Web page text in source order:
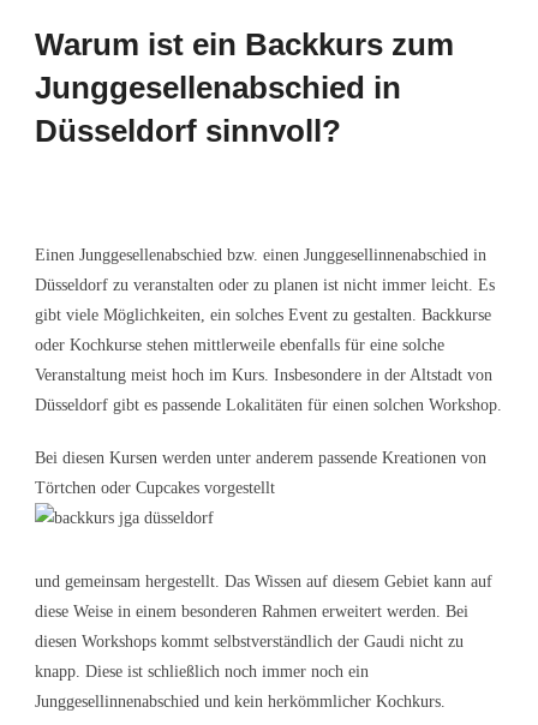
Warum ist ein Backkurs zum
Junggesellenabschied in
Düsseldorf sinnvoll?
Einen Junggesellenabschied bzw. einen Junggesellinnenabschied in
Düsseldorf zu veranstalten oder zu planen ist nicht immer leicht. Es
gibt viele Möglichkeiten, ein solches Event zu gestalten. Backkurse
oder Kochkurse stehen mittlerweile ebenfalls für eine solche
Veranstaltung meist hoch im Kurs. Insbesondere in der Altstadt von
Düsseldorf gibt es passende Lokalitäten für einen solchen Workshop.
Bei diesen Kursen werden unter anderem passende Kreationen von
Törtchen oder Cupcakes vorgestellt
und gemeinsam hergestellt. Das Wissen auf diesem Gebiet kann auf
diese Weise in einem besonderen Rahmen erweitert werden. Bei
diesen Workshops kommt selbstverständlich der Gaudi nicht zu
knapp. Diese ist schließlich noch immer noch ein
Junggesellinnenabschied und kein herkömmlicher Kochkurs.